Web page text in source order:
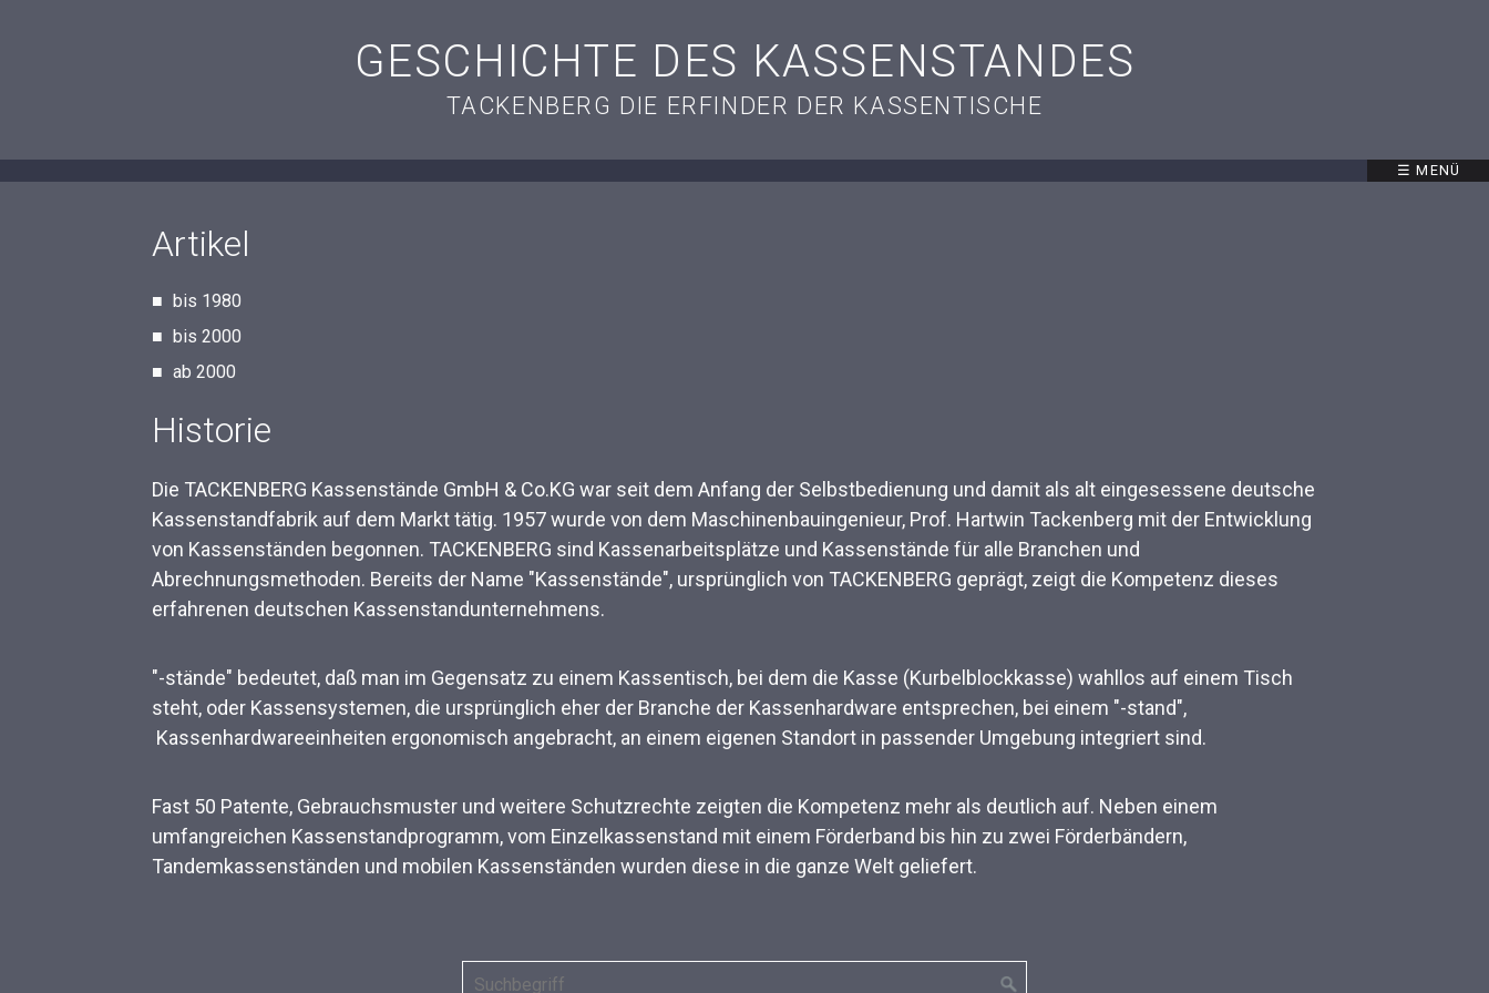
GESCHICHTE DES KASSENSTANDES
TACKENBERG DIE ERFINDER DER KASSENTISCHE
☰ MENÜ
Artikel
bis 1980
bis 2000
ab 2000
Historie
Die TACKENBERG Kassenstände GmbH & Co.KG war seit dem Anfang der Selbstbedienung und damit als alt eingesessene deutsche
Kassenstandfabrik auf dem Markt tätig. 1957 wurde von dem Maschinenbauingenieur, Prof. Hartwin Tackenberg mit der Entwicklung
von Kassenständen begonnen. TACKENBERG sind Kassenarbeitsplätze und Kassenstände für alle Branchen und
Abrechnungsmethoden. Bereits der Name "Kassenstände", ursprünglich von TACKENBERG geprägt, zeigt die Kompetenz dieses
erfahrenen deutschen Kassenstandunternehmens.
"-stände" bedeutet, daß man im Gegensatz zu einem Kassentisch, bei dem die Kasse (Kurbelblockkasse) wahllos auf einem Tisch
steht, oder Kassensystemen, die ursprünglich eher der Branche der Kassenhardware entsprechen, bei einem "-stand",
Kassenhardwareeinheiten ergonomisch angebracht, an einem eigenen Standort in passender Umgebung integriert sind.
Fast 50 Patente, Gebrauchsmuster und weitere Schutzrechte zeigten die Kompetenz mehr als deutlich auf. Neben einem
umfangreichen Kassenstandprogramm, vom Einzelkassenstand mit einem Förderband bis hin zu zwei Förderbändern,
Tandemkassenständen und mobilen Kassenständen wurden diese in die ganze Welt geliefert.